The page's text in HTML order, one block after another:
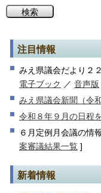
注目情報
みえ県議会だより２
電子ブック ／ 音声版
みえ県議会新聞（令
令和８年９月の日程
６月定例月会議の情
案審議結果一覧 ]
新着情報